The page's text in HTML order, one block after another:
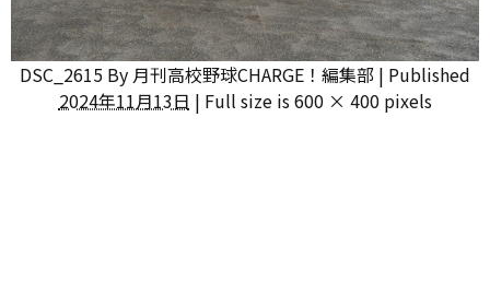
DSC_2615 By 月刊高校野球CHARGE！編集部 | Published
2024年11月13日 | Full size is 600 × 400pixels